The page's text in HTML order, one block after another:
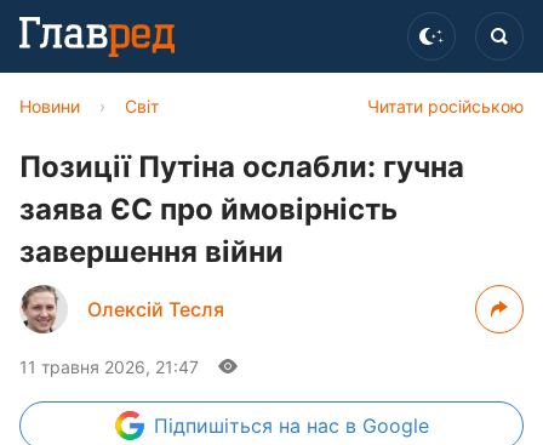
Читати російською
Новини › Світ
Позиції Путіна ослабли: гучна
заява ЄС про ймовірність
завершення війни
Олексій Тесля
11 травня 2026, 21:47
Підпишіться на нас в Google